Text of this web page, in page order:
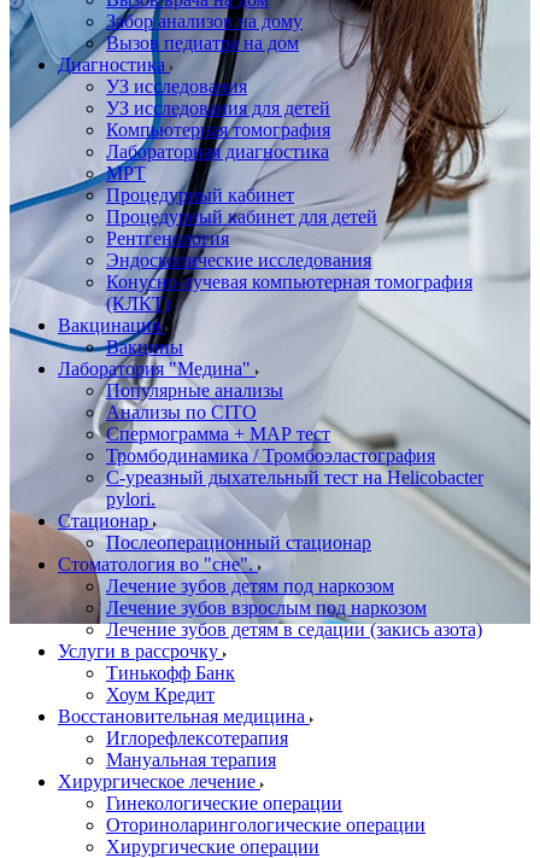
Забор анализов на дому
Вызов педиатра на дом
Диагностика
УЗ исследования
УЗ исследования для детей
Компьютерная томография
Лабораторная диагностика
МРТ
Процедурный кабинет
Процедурный кабинет для детей
Рентгенология
Эндоскопические исследования
Конусно-лучевая компьютерная томография
(КЛКТ)
Вакцинация
Вакцины
Лаборатория "Медина"
Популярные анализы
Анализы по CITO
Спермограмма + МАР тест
Тромбодинамика / Тромбоэластография
С-уреазный дыхательный тест на Helicobacter
pylori.
Стационар
Послеоперационный стационар
Стоматология во "сне".
Лечение зубов детям под наркозом
Лечение зубов взрослым под наркозом
Лечение зубов детям в седации (закись азота)
Услуги в рассрочку
Тинькофф Банк
Хоум Кредит
Восстановительная медицина
Иглорефлексотерапия
Мануальная терапия
Хирургическое лечение
Гинекологические операции
Оториноларингологические операции
Хирургические операции